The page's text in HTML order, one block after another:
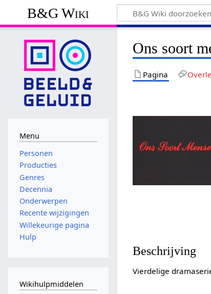
B&G Wiki
Ons soort
Pagina
Beschrijving
Vierdelige
Menu
Personen
Producties
Genres
Decennia
Onderwerpen
Recente wijzigingen
Willekeurige pagina
Hulp
Wikihulpmiddelen